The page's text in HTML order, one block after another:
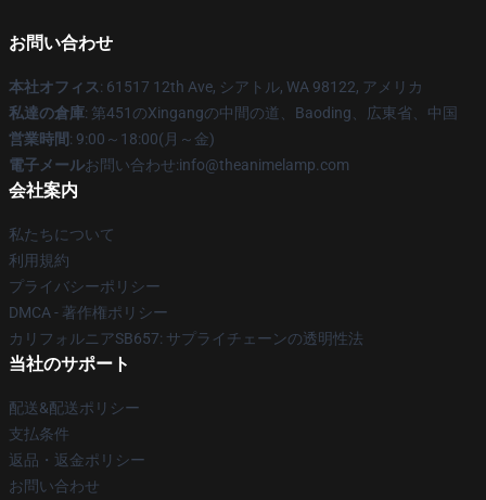
お問い合わせ
本社オフィス: 61517 12th Ave, シアトル, WA 98122, アメリカ
私達の倉庫: 第451のXingangの中間の道、Baoding、広東省、中国
営業時間: 9:00～18:00(月～金)
電子メールお問い合わせ:info@theanimelamp.com
会社案内
私たちについて
利用規約
プライバシーポリシー
DMCA - 著作権ポリシー
カリフォルニアSB657: サプライチェーンの透明性法
当社のサポート
配送&配送ポリシー
支払条件
返品・返金ポリシー
お問い合わせ